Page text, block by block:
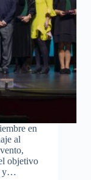
en
al
objetivo
y…